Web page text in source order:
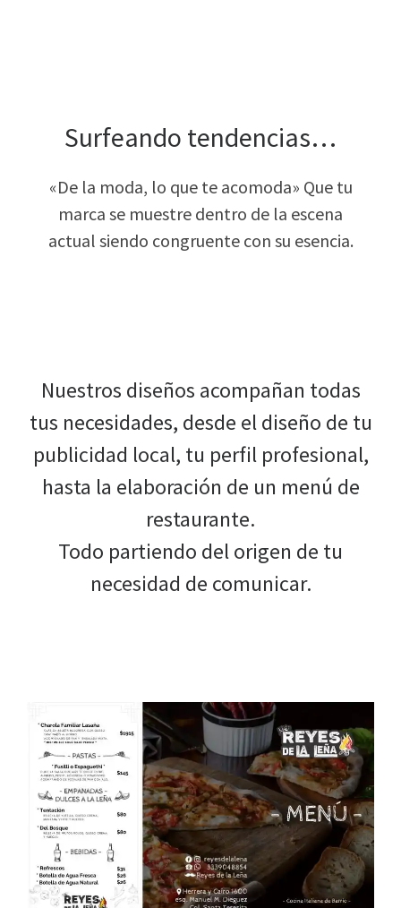
Surfeando tendencias…
«De la moda, lo que te acomoda» Que tu
marca se muestre dentro de la escena
actual siendo congruente con su esencia.
Nuestros diseños acompañan todas
tus necesidades, desde el diseño de tu
publicidad local, tu perfil profesional,
hasta la elaboración de un menú de
restaurante.
Todo partiendo del origen de tu
necesidad de comunicar.